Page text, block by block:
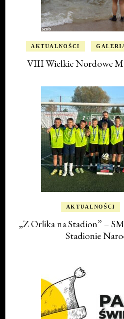
AKTUALNOŚCI
VIII Wielkie Nordowe
AKTUALNOŚCI
„Z Orlika na Stadion” –
Stadionie